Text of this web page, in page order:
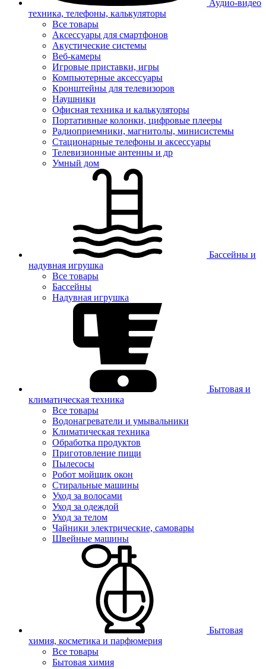
Аудио-видео
техника, телефоны, калькуляторы
Все товары
Аксессуары для смартфонов
Акустические системы
Веб-камеры
Игровые приставки, игры
Компьютерные аксессуары
Кронштейны для телевизоров
Наушники
Офисная техника и калькуляторы
Портативные колонки, цифровые плееры
Радиоприемники, магнитолы, минисистемы
Стационарные телефоны и аксессуары
Телевизионные антенны и др
Умный дом
Бассейны и
надувная игрушка
Все товары
Бассейны
Надувная игрушка
Бытовая и
климатическая техника
Все товары
Водонагреватели и умывальники
Климатическая техника
Обработка продуктов
Приготовление пищи
Пылесосы
Робот мойщик окон
Стиральные машины
Уход за волосами
Уход за одеждой
Уход за телом
Чайники электрические, самовары
Швейные машины
Бытовая
химия, косметика и парфюмерия
Все товары
Бытовая химия